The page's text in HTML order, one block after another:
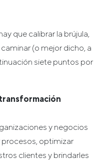
que calibrar la brújula,
(o mejor dicho, a
siete puntos por
y negocios
procesos, optimizar
clientes y brindarles